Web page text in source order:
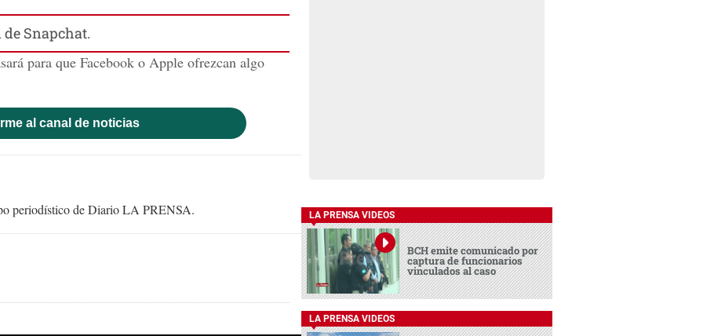
Snapchat.
para que Facebook o Apple ofrezcan algo
al canal de noticias
periodístico de Diario LA PRENSA. LA PRENSA VIDEOS
BCH emite comunicado por
captura de funcionarios
vinculados al caso
LA PRENSA VIDEOS